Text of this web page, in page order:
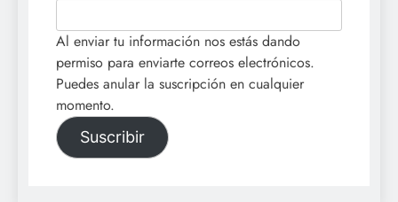
Al enviar tu información nos estás dando
permiso para enviarte correos electrónicos.
Puedes anular la suscripción en cualquier
momento.
Suscribir